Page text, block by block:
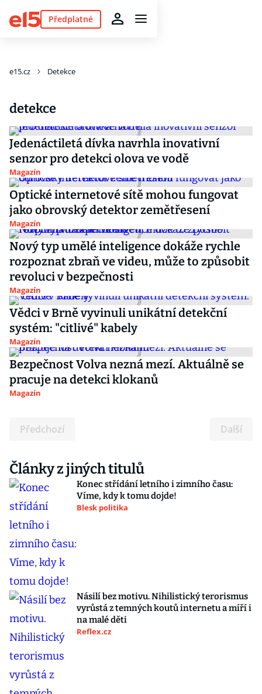
Předplatné
e15.cz Detekce
detekce
Jedenáctiletá dívka navrhla inovativní
senzor pro detekci olova ve vodě
Magazín
Optické internetové sítě mohou fungovat
jako obrovský detektor zemětřesení
Magazín
Nový typ umělé inteligence dokáže rychle
rozpoznat zbraň ve videu, může to způsobit
revoluci v bezpečnosti
Magazín
Vědci v Brně vyvinuli unikátní detekční
systém: "citlivé" kabely
Magazín
Bezpečnost Volva nezná mezí. Aktuálně se
pracuje na detekci klokanů
Magazín
Předchozí Další
Články z jiných titulů
Konec střídání letního i zimního času:
Víme, kdy k tomu dojde!
Blesk politika
Násilí bez motivu. Nihilistický terorismus
vyrůstá z temných koutů internetu a míří i
na malé děti
Reflex.cz